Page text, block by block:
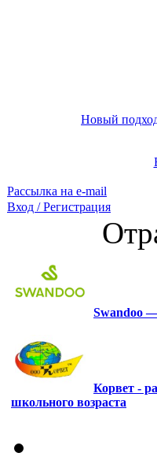
Новый
Рассылка на e-mail
Вход / Регистрация
Swandoo
Корвет -
школьного возраста